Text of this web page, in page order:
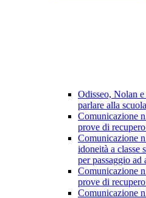
Odisseo, Nolan
parlare alla
Comunicazione
prove di
Comunicazione
idoneità a classe
per passaggio
Comunicazione
prove di
Comunicazione